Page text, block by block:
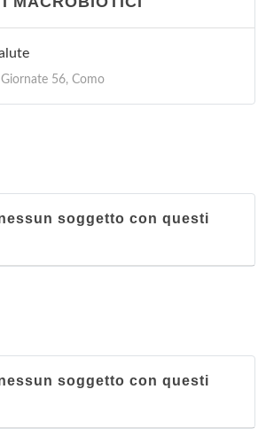
56, Como
soggetto con questi
soggetto con questi